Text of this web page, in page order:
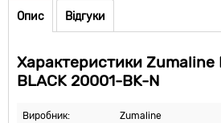
Опис Відгуки
Характеристики Zumaline
BLACK 20001-BK-N
Виробник: Zumaline